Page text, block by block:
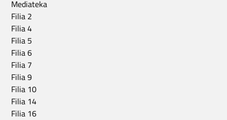
Mediateka
Filia 2
Filia 4
Filia 5
Filia 6
Filia 7
Filia 9
Filia 10
Filia 14
Filia 16